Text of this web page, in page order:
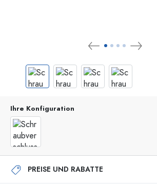
Ihre Konfiguration
PREISE UND RABATTE